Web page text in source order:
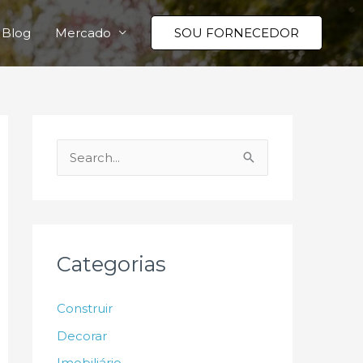
Blog Mercado SOU FORNECEDOR
e
i
r
Categorias
Construir
Decorar